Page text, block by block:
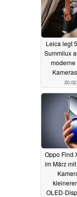
Leica legt
Summilux
Oppo Find
im März
OLED-